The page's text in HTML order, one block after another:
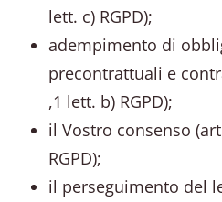
lett. c) RGPD);
adempimento di
precontrattuali e
,1 lett. b) RGPD);
il Vostro consenso
RGPD);
il perseguimento del